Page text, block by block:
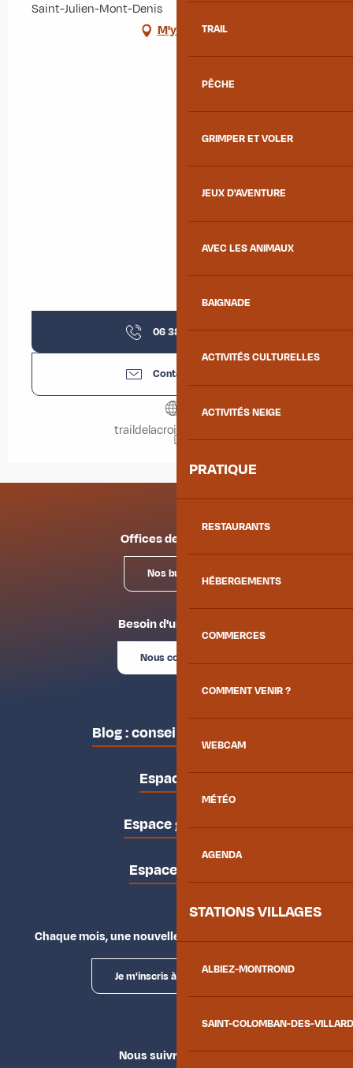
TRAIL
PÊCHE
GRIMPER ET VOLER
JEUX D'AVENTURE
AVEC LES ANIMAUX
BAIGNADE
ACTIVITÉS CULTURELLES
ACTIVITÉS NEIGE
PRATIQUE
RESTAURANTS
HÉBERGEMENTS
COMMERCES
COMMENT VENIR ?
WEBCAM
MÉTÉO
AGENDA
STATIONS VILLAGES
ALBIEZ-MONTROND
SAINT-COLOMBAN-DES-
Saint-Julien-Mont-Denis
M'y rendre
06 38 39 61▒▒
Contactez-nous
traildelacroixdestetes.fr
Offices de tourisme
Nos bureaux
Besoin d'un conseil ?
Nous contacter
Blog : conseils des locaux
Espace pro
Espace groupes
Espace presse
Chaque mois, une nouvelle façon d'explorer la vallée.
Je m'inscris à la newsletter
Nous suivre